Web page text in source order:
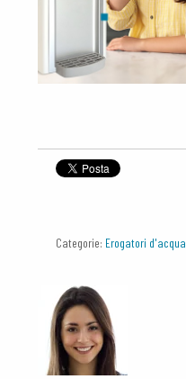
Categorie: Erogatori d'acqua